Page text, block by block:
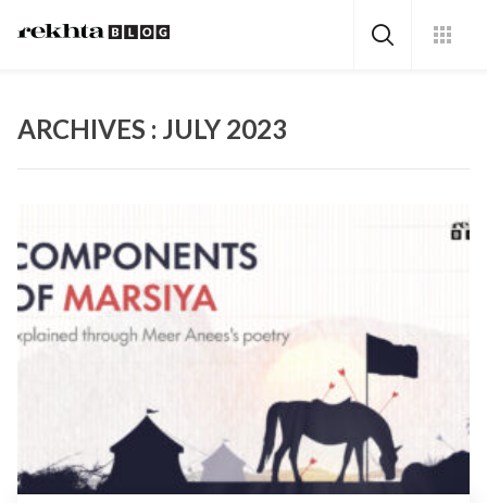
ARCHIVES : JULY 2023